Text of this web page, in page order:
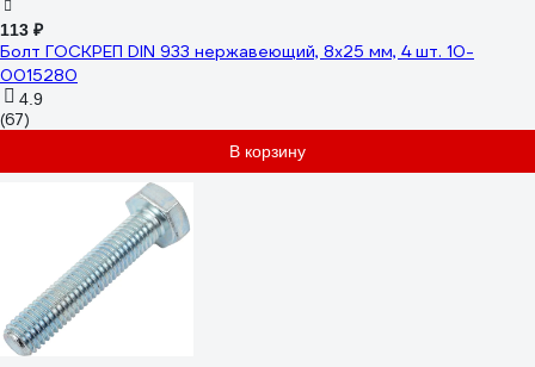
113 ₽
Болт ГОСКРЕП DIN 933 нержавеющий, 8х25 мм, 4 шт. 10-
0015280
4.9
(67)
В корзину